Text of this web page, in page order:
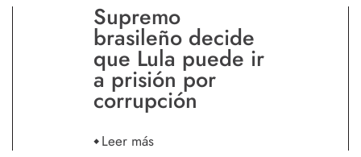
Supremo
brasileño decide
que Lula puede ir
a prisión por
corrupción
Leer más